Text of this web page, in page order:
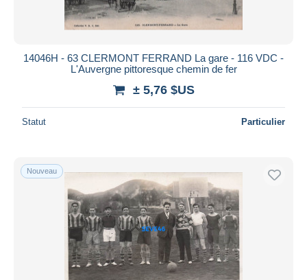
14046H - 63 CLERMONT FERRAND La gare - 116 VDC -
L'Auvergne pittoresque chemin de fer
± 5,76 $US
Statut Particulier
Nouveau